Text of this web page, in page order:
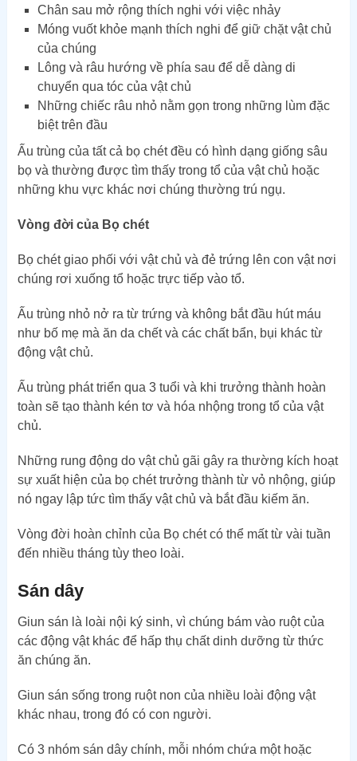
Chân sau mở rộng thích nghi với việc nhảy
Móng vuốt khỏe mạnh thích nghi để giữ chặt vật chủ
của chúng
Lông và râu hướng về phía sau để dễ dàng di
chuyển qua tóc của vật chủ
Những chiếc râu nhỏ nằm gọn trong những lùm đặc
biệt trên đầu
Ấu trùng của tất cả bọ chét đều có hình dạng giống sâu
bọ và thường được tìm thấy trong tổ của vật chủ hoặc
những khu vực khác nơi chúng thường trú ngụ.
Vòng đời của Bọ chét
Bọ chét giao phối với vật chủ và đẻ trứng lên con vật nơi
chúng rơi xuống tổ hoặc trực tiếp vào tổ.
Ấu trùng nhỏ nở ra từ trứng và không bắt đầu hút máu
như bố mẹ mà ăn da chết và các chất bẩn, bụi khác từ
động vật chủ.
Ấu trùng phát triển qua 3 tuổi và khi trưởng thành hoàn
toàn sẽ tạo thành kén tơ và hóa nhộng trong tổ của vật
chủ.
Những rung động do vật chủ gãi gây ra thường kích hoạt
sự xuất hiện của bọ chét trưởng thành từ vỏ nhộng, giúp
nó ngay lập tức tìm thấy vật chủ và bắt đầu kiếm ăn.
Vòng đời hoàn chỉnh của Bọ chét có thể mất từ ​​vài tuần
đến nhiều tháng tùy theo loài.
Sán dây
Giun sán là loài nội ký sinh, vì chúng bám vào ruột của
các động vật khác để hấp thụ chất dinh dưỡng từ thức
ăn chúng ăn.
Giun sán sống trong ruột non của nhiều loài động vật
khác nhau, trong đó có con người.
Có 3 nhóm sán dây chính, mỗi nhóm chứa một hoặc